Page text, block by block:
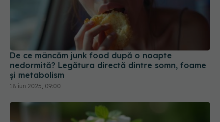
De ce mâncăm junk food după o noapte
nedormită? Legătura directă dintre somn, foame
și metabolism
18 iun 2025, 09:00